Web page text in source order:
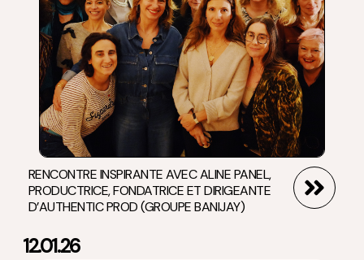
RENCONTRE INSPIRANTE AVEC ALINE PANEL,
PRODUCTRICE, FONDATRICE ET DIRIGEANTE
D’AUTHENTIC PROD (GROUPE BANIJAY)
12.01.26